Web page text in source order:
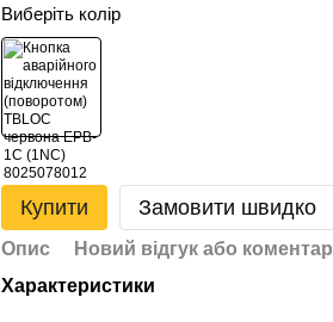
Виберіть колір
Купити Замовити швидко
Опис Новий відгук або коментар
Характеристики